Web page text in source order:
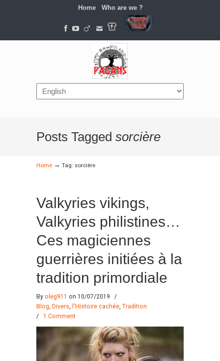
Home Who are we ?
Navigation
Posts Tagged sorcière
Home → Tag: sorcière
Valkyries vikings,
Valkyries philistines…
Ces magiciennes
guerrières initiées à la
tradition primordiale
By oleg911 on 10/07/2019
/
Blog, Divers, l'Histoire cachée, Tradition
/ 1 Comment